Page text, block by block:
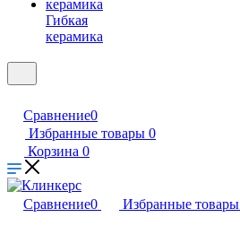
Гибкая
керамика
Сравнение0
Избранные товары 0
Корзина 0
Сравнение0 Избранные товары